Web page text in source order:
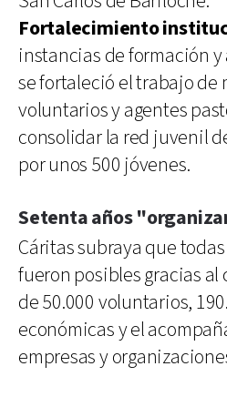
Fortalecimiento
instancias de formación
se fortaleció el trabajo de
voluntarios y agentes
consolidar la red juvenil
por unos 500 jóvenes.
Setenta años
Cáritas subraya que
fueron posibles gracias al
de 50.000 voluntarios,
económicas y el
empresas y